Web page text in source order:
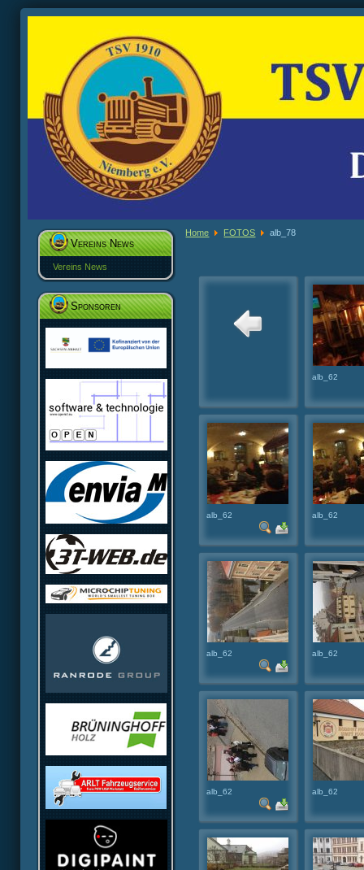
Vereins News
Vereins News
Sponsoren
Home FOTOS alb_78
alb_62
alb_62 alb_62
alb_62 alb_62
alb_62 alb_62